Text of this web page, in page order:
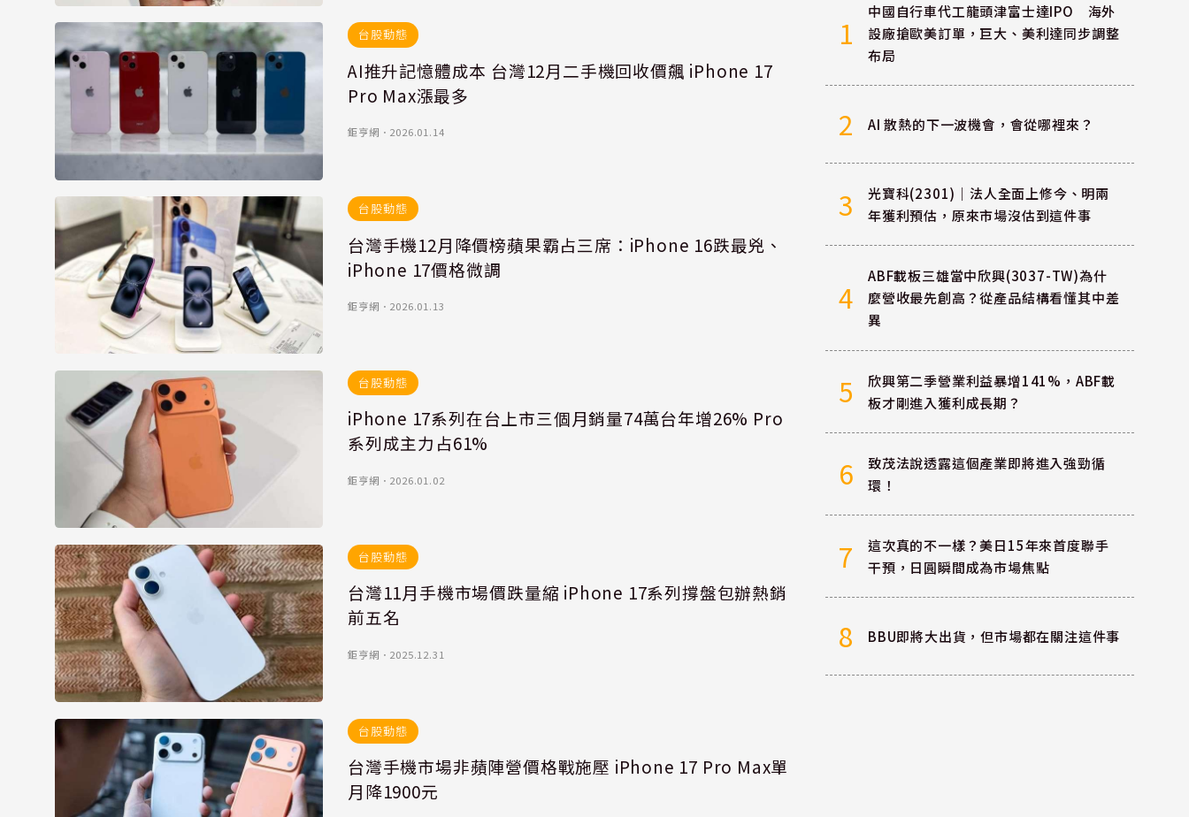
台股動態
AI推升記憶體成本 台灣12月二手機回收價飆 iPhone 17
Pro Max漲最多
鉅亨網 ． 2026.01.14
台股動態
台灣手機12月降價榜蘋果霸占三席：iPhone 16跌最兇、
iPhone 17價格微調
鉅亨網 ． 2026.01.13
台股動態
iPhone 17系列在台上市三個月銷量74萬台年增26% Pro
系列成主力占61%
鉅亨網 ． 2026.01.02
台股動態
台灣11月手機市場價跌量縮 iPhone 17系列撐盤包辦熱銷
前五名
鉅亨網 ． 2025.12.31
台股動態
台灣手機市場非蘋陣營價格戰施壓 iPhone 17 Pro Max單
月降1900元
1
中國自行車代工龍頭津富士達IPO 海外
設廠搶歐美訂單，巨大、美利達同步調整
布局
2 AI 散熱的下一波機會，會從哪裡來？
3
光寶科(2301)｜法人全面上修今、明兩
年獲利預估，原來市場沒估到這件事
4
ABF載板三雄當中欣興(3037-TW)為什
麼營收最先創高？從產品結構看懂其中差
異
5
欣興第二季營業利益暴增141%，ABF載
板才剛進入獲利成長期？
6
致茂法說透露這個產業即將進入強勁循
環！
7
這次真的不一樣？美日15年來首度聯手
干預，日圓瞬間成為市場焦點
8 BBU即將大出貨，但市場都在關注這件事